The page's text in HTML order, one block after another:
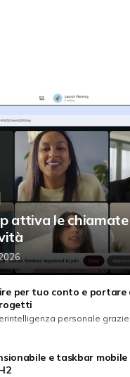
attiva le
per tuo conto e portare
personale
e taskbar mobile